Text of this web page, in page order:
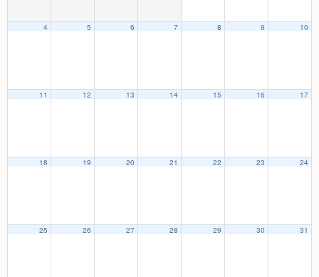
4 5 6 7 8 9 10
11 12 13 14 15 16 17
18 19 20 21 22 23 24
25 26 27 28 29 30 31